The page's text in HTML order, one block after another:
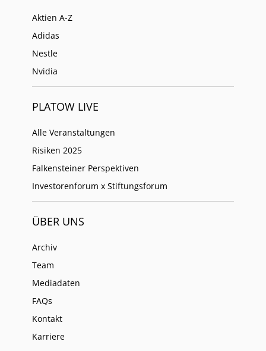
Aktien A-Z
Adidas
Nestle
Nvidia
PLATOW LIVE
Alle Veranstaltungen
Risiken 2025
Falkensteiner Perspektiven
Investorenforum x Stiftungsforum
ÜBER UNS
Archiv
Team
Mediadaten
FAQs
Kontakt
Karriere